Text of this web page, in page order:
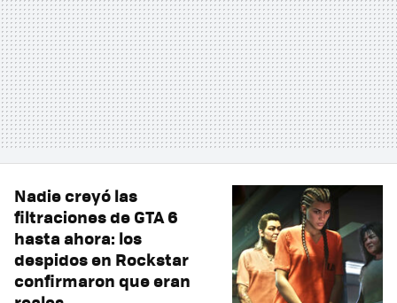
Nadie creyó las
filtraciones de GTA 6
hasta ahora: los
despidos en Rockstar
confirmaron que eran